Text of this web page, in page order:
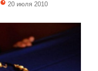
20 июля 2010